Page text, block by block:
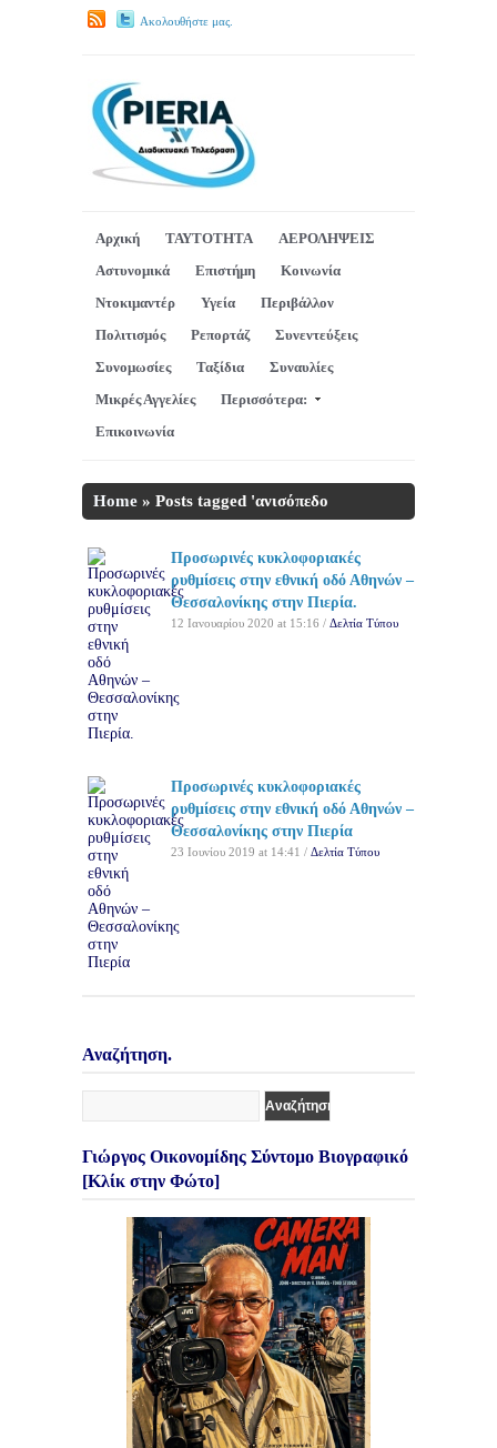
Ακολουθήστε μας.
Αρχική ΤΑΥΤΟΤΗΤΑ
ΑΕΡΟΛΗΨΕΙΣ
Αστυνομικά
Επιστήμη
Κοινωνία
Ντοκιμαντέρ
Υγεία
Περιβάλλον
Πολιτισμός
Ρεπορτάζ
Συνεντεύξεις
Συνομωσίες
Ταξίδια
Συναυλίες
Μικρές Αγγελίες
Περισσότερα:
Επικοινωνία
Home » Posts tagged 'ανισόπεδο
Προσωρινές κυκλοφοριακές
ρυθμίσεις στην εθνική οδό Αθηνών –
Θεσσαλονίκης στην Πιερία.
12 Ιανουαρίου 2020 at 15:16 / Δελτία Τύπου
Προσωρινές κυκλοφοριακές
ρυθμίσεις στην εθνική οδό Αθηνών –
Θεσσαλονίκης στην Πιερία
23 Ιουνίου 2019 at 14:41 / Δελτία Τύπου
Αναζήτηση.
Γιώργος Οικονομίδης Σύντομο Βιογραφικό
[Κλίκ στην Φώτο]